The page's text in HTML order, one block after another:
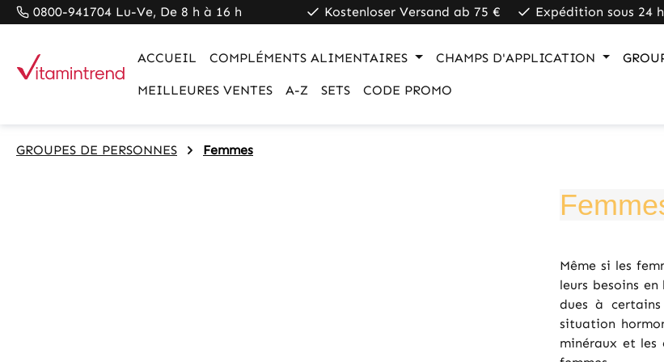
Zur Hauptnavigation springen
0800-941704 Lu-Ve, De 8 h à 16 h Kostenloser Versand ab 75 € Expédition sous 24 h
ACCUEIL COMPLÉMENTS ALIMENTAIRES CHAMPS D'APPLICATION
MEILLEURES VENTES A-Z SETS CODE PROMO
GROUPES DE PERSONNES Femmes
Même si les
leurs besoins
dues à
situation
minéraux et